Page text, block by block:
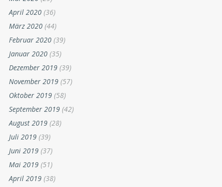
April 2020 (36)
März 2020 (44)
Februar 2020 (39)
Januar 2020 (35)
Dezember 2019 (39)
November 2019 (57)
Oktober 2019 (58)
September 2019 (42)
August 2019 (28)
Juli 2019 (39)
Juni 2019 (37)
Mai 2019 (51)
April 2019 (38)